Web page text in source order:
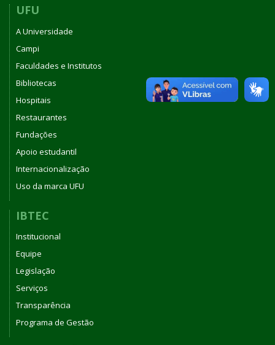
UFU
A Universidade
Campi
Faculdades e Institutos
Bibliotecas
Hospitais
Restaurantes
Fundações
Apoio estudantil
Internacionalização
Uso da marca UFU
IBTEC
Institucional
Equipe
Legislação
Serviços
Transparência
Programa de Gestão